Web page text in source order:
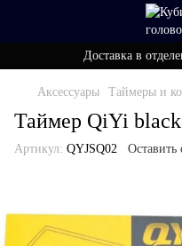
Доставка в
Аксессуары Таймеры и
Таймер QiYi black
Артикул: QYJSQ02 Оставить